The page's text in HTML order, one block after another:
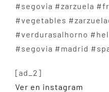
#segovia #zarzuela
#vegetables
#verdurasalhorno
#segovia #madrid
[ad_2]
Ver en instagram